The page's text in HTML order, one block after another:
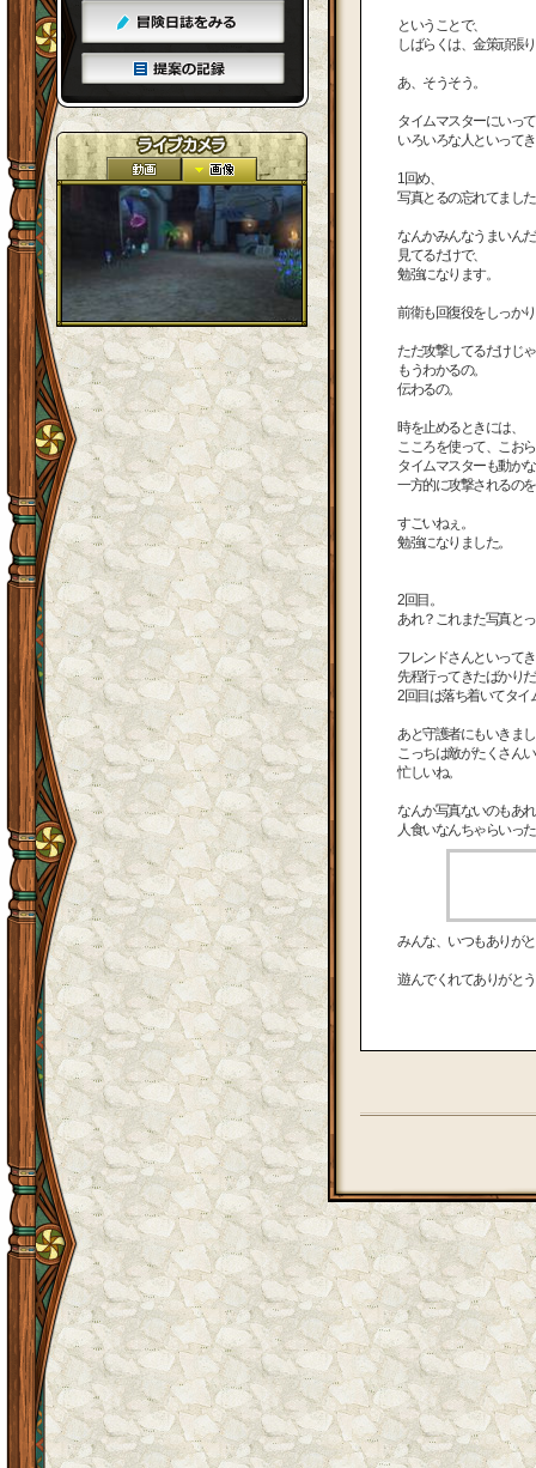
ということで、
しばらくは、金策頑張
あ、そうそう。
タイムマスターにいっ
いろいろな人といって
1回め、
写真とるの忘れてまし
なんかみんなうまいん
見てるだけで、
勉強になります。
前衛も回復役をしっか
ただ攻撃してるだけじ
もうわかるの。
伝わるの。
時を止めるときには、
こころを使って、こお
タイムマスターも動か
一方的に攻撃されるの
すごいねぇ。
勉強になりました。
2回目。
あれ？これまた写真と
フレンドさんといって
先程行ってきたばかり
2回目は落ち着いてタイ
あと守護者にもいきま
こっちは敵がたくさん
忙しいね。
なんか写真ないのもあ
人食いなんちゃらいっ
みんな、いつもありが
遊んでくれてありがと